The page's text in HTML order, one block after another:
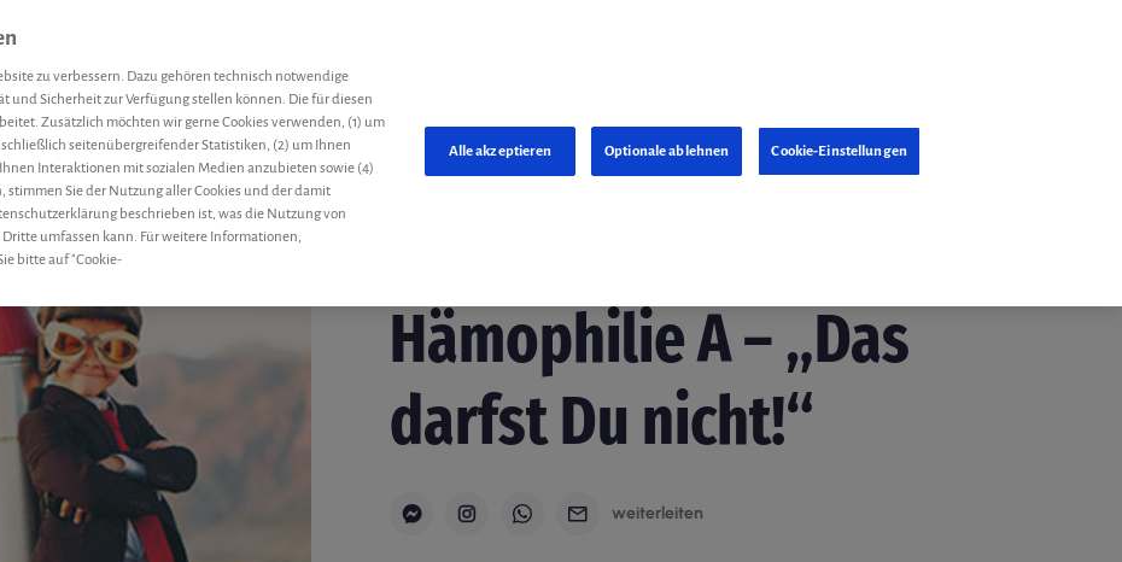
Hämophilie A – „Das
darfst Du nicht!“
weiterleiten
zu verbessern. Dazu gehören technisch notwendige
und Sicherheit zur Verfügung stellen können. Die für diesen
Zusätzlich möchten wir gerne Cookies verwenden, (1) um
seitenübergreifender Statistiken, (2) um Ihnen
Interaktionen mit sozialen Medien anzubieten sowie (4)
Sie der Nutzung aller Cookies und der damit
beschrieben ist, was die Nutzung von
umfassen kann. Für weitere Informationen,
bitte auf "Cookie-
Cookie-Einstellungen
Optionale ablehnen
Alle akzeptieren